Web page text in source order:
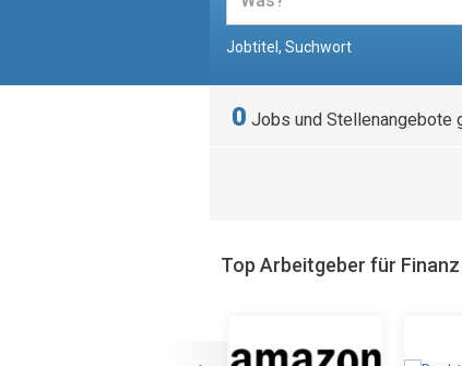
Jobtitel, Suchwort
0 Jobs und Stellenangebote
Top Arbeitgeber für